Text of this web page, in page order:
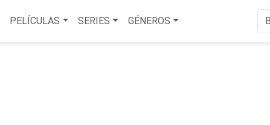
PELÍCULAS SERIES GÉNEROS